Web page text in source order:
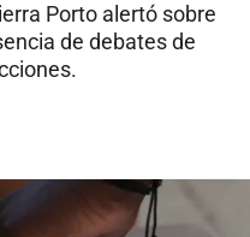
Porto alertó sobre
de debates de